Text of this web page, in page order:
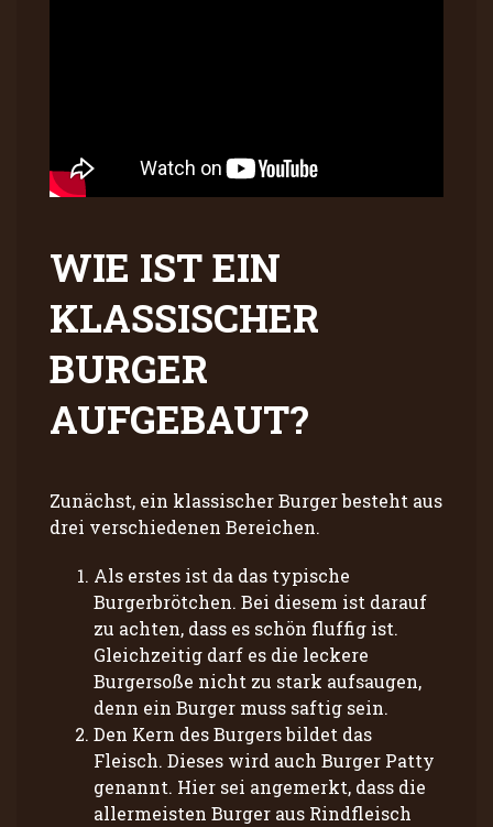
WIE IST EIN
KLASSISCHER
BURGER
AUFGEBAUT?
Zunächst, ein klassischer Burger besteht aus
drei verschiedenen Bereichen.
Als erstes ist da das typische
Burgerbrötchen. Bei diesem ist darauf
zu achten, dass es schön fluffig ist.
Gleichzeitig darf es die leckere
Burgersoße nicht zu stark aufsaugen,
denn ein Burger muss saftig sein.
Den Kern des Burgers bildet das
Fleisch. Dieses wird auch Burger Patty
genannt. Hier sei angemerkt, dass die
allermeisten Burger aus Rindfleisch